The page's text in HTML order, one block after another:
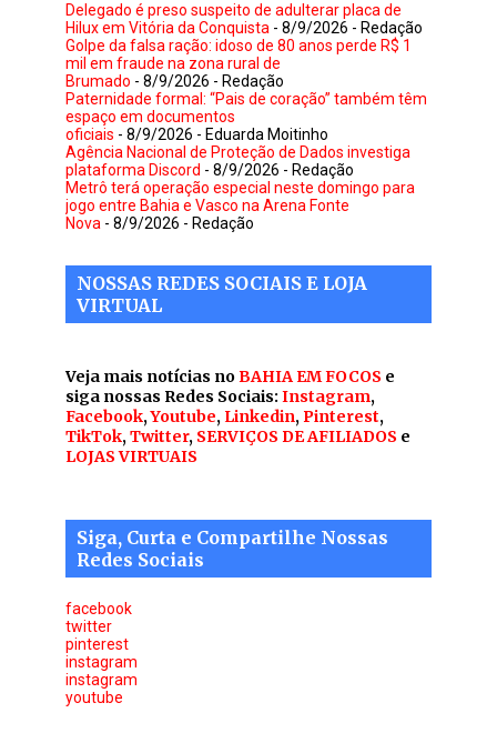
Delegado é preso suspeito de adulterar placa de
Hilux em Vitória da Conquista - 8/9/2026 - Redação
Golpe da falsa ração: idoso de 80 anos perde R$ 1
mil em fraude na zona rural de
Brumado - 8/9/2026 - Redação
Paternidade formal: “Pais de coração” também têm
espaço em documentos
oficiais - 8/9/2026 - Eduarda Moitinho
Agência Nacional de Proteção de Dados investiga
plataforma Discord - 8/9/2026 - Redação
Metrô terá operação especial neste domingo para
jogo entre Bahia e Vasco na Arena Fonte
Nova - 8/9/2026 - Redação
NOSSAS REDES SOCIAIS E LOJA
VIRTUAL
Veja mais notícias noBAHIA EM FOCOS e
siga nossas Redes Sociais: Instagram,
Facebook,Youtube, Linkedin,Pinterest,
TikTok,Twitter, SERVIÇOS DE AFILIADOS e
LOJAS VIRTUAIS
Siga, Curta e Compartilhe Nossas
Redes Sociais
facebook
twitter
pinterest
instagram
instagram
youtube